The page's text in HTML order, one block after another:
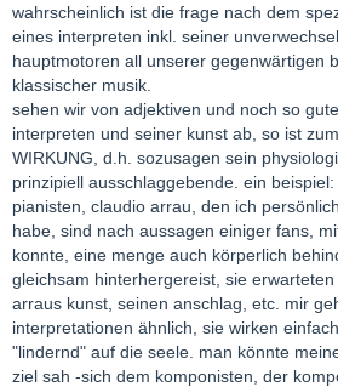
wahrscheinlich ist die frage nach dem
eines interpreten inkl. seiner
hauptmotoren all unserer gegenwärtigen
klassischer musik.
sehen wir von adjektiven und noch so
interpreten und seiner kunst ab, so ist
WIRKUNG, d.h. sozusagen sein
prinzipiell ausschlaggebende. ein
pianisten, claudio arrau, den ich
habe, sind nach aussagen einiger fans,
konnte, eine menge auch körperlich
gleichsam hinterhergereist, sie
arraus kunst, seinen anschlag, etc. mir
interpretationen ähnlich, sie wirken
"lindernd" auf die seele. man könnte
ziel sah -sich dem komponisten, der